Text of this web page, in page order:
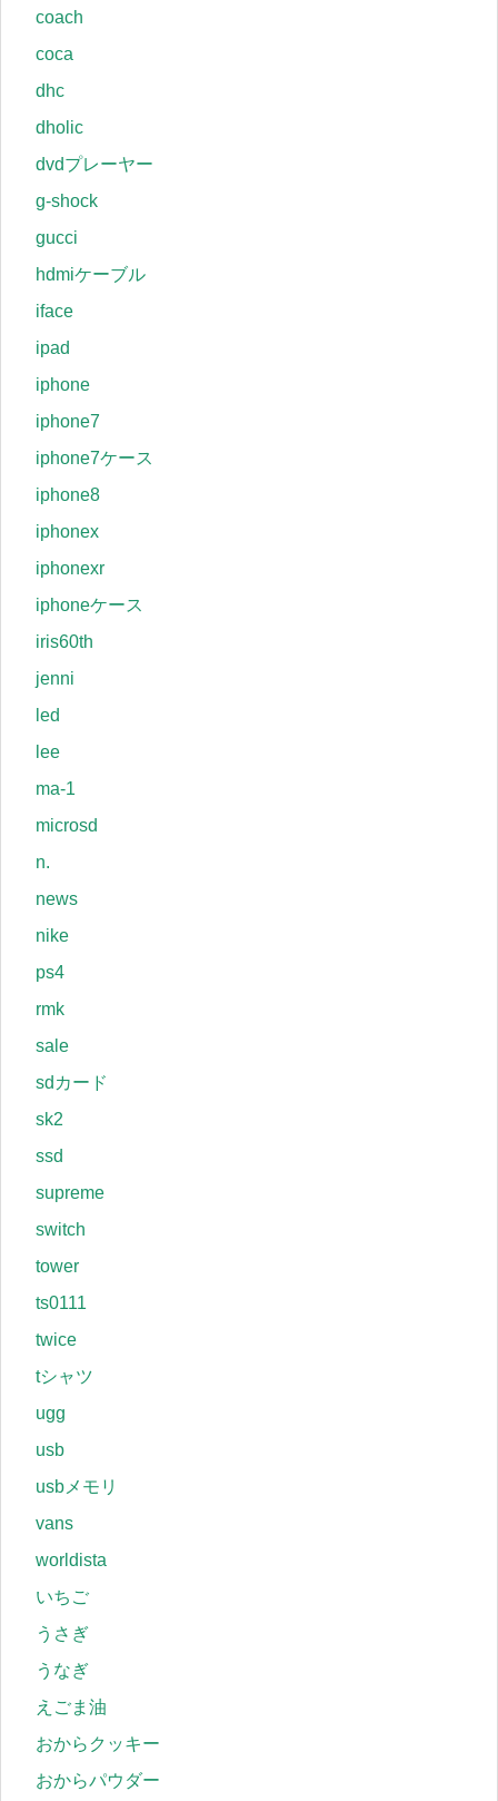
coach
coca
dhc
dholic
dvdプレーヤー
g-shock
gucci
hdmiケーブル
iface
ipad
iphone
iphone7
iphone7ケース
iphone8
iphonex
iphonexr
iphoneケース
iris60th
jenni
led
lee
ma-1
microsd
n.
news
nike
ps4
rmk
sale
sdカード
sk2
ssd
supreme
switch
tower
ts0111
twice
tシャツ
ugg
usb
usbメモリ
vans
worldista
いちご
うさぎ
うなぎ
えごま油
おからクッキー
おからパウダー